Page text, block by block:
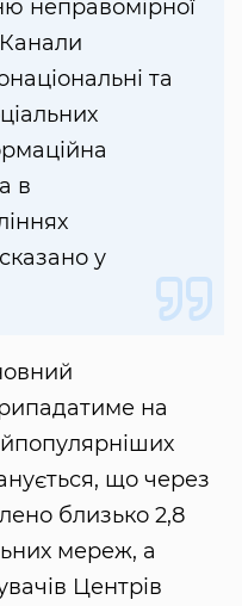
неправомірної
та
в
у
на
що через
близько 2,8
мереж, а
Центрів